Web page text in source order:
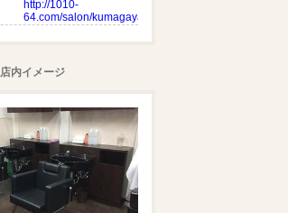
http://1010-
64.com/salon/kumagaya/index.html
店内イメージ